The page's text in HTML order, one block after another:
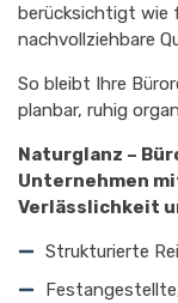
berücksichtigt wie
nachvollziehbare
So bleibt Ihre
planbar, ruhig
Naturglanz –
Unternehmen
Verlässlichkeit
Strukturierte